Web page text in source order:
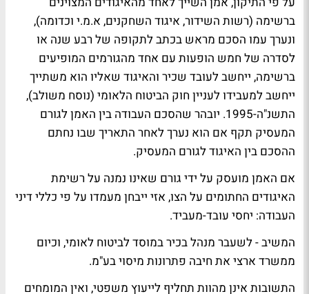
ברשימה (רשות השידור, איגוד השחקנים, א.מ.י וכדומה),
ונערך עמו הסכם מראש בכתב לתקופה של רבע שנה או
לסדרה של חמש הופעות עם אחד מהגורמים המופיעים
ברשימה, ייחשב לעובד שכיר והאיגוד שאליו הוא משתייך
ייחשב למעבידו לעניין חוק הביטוח הלאומי (נוסח משולב),
התשנ"ה-1995. יובהר שהסכם העבודה בין האמן לגורם
המעסיק תקף אם הוא נערך לאחר התאריך שבו נחתם
ההסכם בין האיגוד לגורם המעסיק.
אם האמן מועסק על ידי גורם שאינו נמנה על רשימת
האיגודים החתומים על הצו, אזי ייבחן מעמדו על פי כללי דיני
העבודה: יחסי עובד-מעביד.
המשיב - לשעבר מנהל בכיר במוסד לביטוח לאומי, וכיום
ממשרד ארצי את חיבה פתרונות מיסוי בע"מ.
התשובות אינן מהוות תחליף לייעוץ משפטי, ואין המומחים